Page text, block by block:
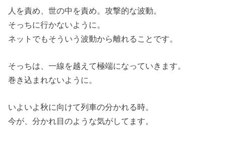
人を責め、世の中を責め。攻撃的な波動。
そっちに行かないように。
ネットでもそういう波動から離れることです。
そっちは、一線を越えて極端になっていきます。
巻き込まれないように。
いよいよ秋に向けて列車の分かれる時。
今が、分かれ目のような気がしてます。